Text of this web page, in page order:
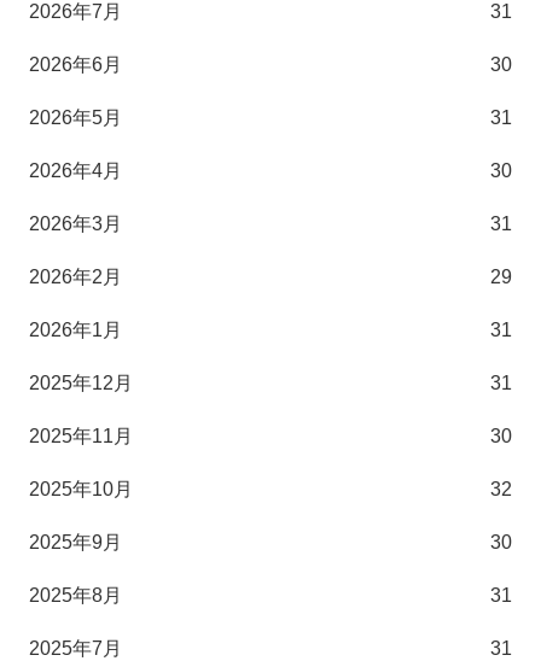
2026年7月 31
2026年6月 30
2026年5月 31
2026年4月 30
2026年3月 31
2026年2月 29
2026年1月 31
2025年12月 31
2025年11月 30
2025年10月 32
2025年9月 30
2025年8月 31
2025年7月 31